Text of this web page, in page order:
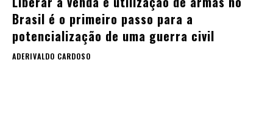
Brasil é o primeiro passo para a
potencialização de uma guerra civil
ADERIVALDO CARDOSO